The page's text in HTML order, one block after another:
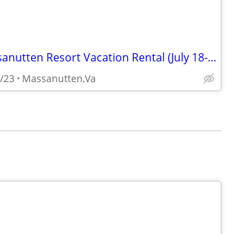
Massanutten Resort Vacation Rental (July 18-25 2026)
23 Massanutten,Va